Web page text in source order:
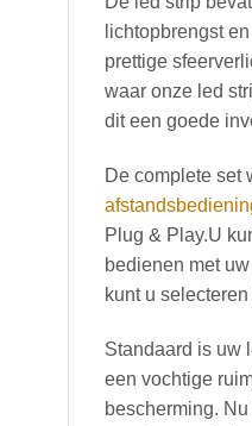
lichtopbrengst
prettige
waar onze led
dit een goede
De complete set
Plug & Play.U
bedienen met
kunt u
Standaard is uw
een vochtige
bescherming.